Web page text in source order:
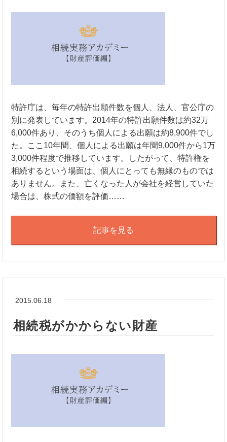
特許庁は、毎年の特許出願件数を個人、法人、官公庁の
別に発表しています。2014年の特許出願件数は約32万
6,000件あり、そのうち個人による出願は約8,900件でし
た。ここ10年間、個人による出願は年間9,000件から1万
3,000件程度で推移しています。したがって、特許権を
相続するという場面は、個人にとっても無縁のものでは
ありません。また、亡くなった人が会社を経営していた
場合は、株式の価額を評価……
記事を見る
2015.06.18
相続税がかからない財産